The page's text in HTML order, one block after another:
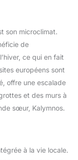
son microclimat.
de
ce qui en fait
européens sont
offre une escalade
et des murs à
sœur, Kalymnos.
à la vie locale.